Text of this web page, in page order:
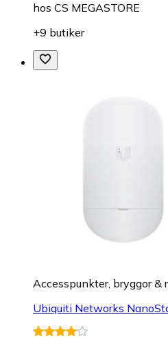
hos CS MEGASTORE
+9 butiker
Accesspunkter, bryggor &
Ubiquiti Networks